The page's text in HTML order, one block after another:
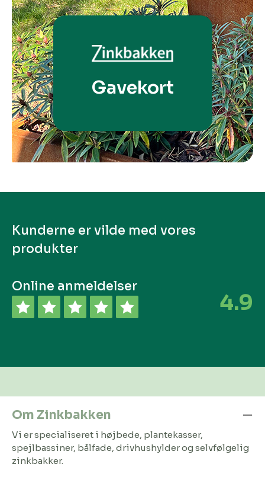
Gavekort
Kunderne er vilde med vores
produkter
Online anmeldelser
4.9
Om Zinkbakken
Vi er specialiseret i højbede, plantekasser,
spejlbassiner, bålfade, drivhushylder og selvfølgelig
zinkbakker.